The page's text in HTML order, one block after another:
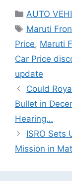
Categories
AUTO
Tags
Maruti
Price, Maruti
Car Price
update
Could
Bullet in
Hearing…
ISRO Sets
Mission in